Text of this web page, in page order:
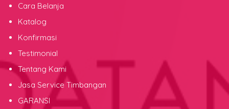
Cara Belanja
Katalog
Konfirmasi
Testimonial
Tentang Kami
Jasa Service Timbangan
GARANSI